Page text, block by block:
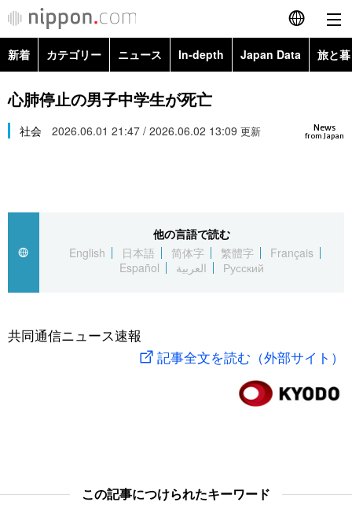
English
繁體字
العربية
社会
旅と暮らし
新着 カテゴリー ニュース In-depth Japan Data 旅と
政治・外交
経済・ビジネス
社会
文化
科学・技術
暮らし
Images
お知らせ
心肺停止の男子中学生が死亡
News
from Japan
社会 2026.06.01 21:47 / 2026.06.02 13:09 更新
他の言語で読む
English
日本語 简体字 繁體字
Français
Español
العربية Русский
共同通信ニュース速報
記事全文を読む（外部サイト）
この記事につけられたキーワード